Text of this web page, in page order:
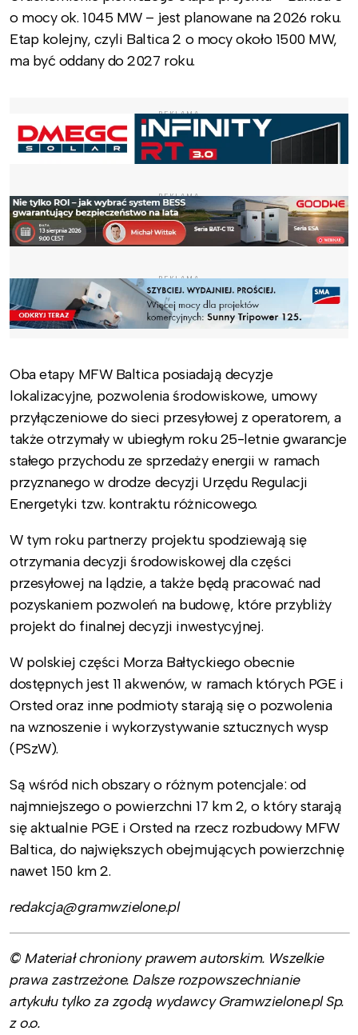
o mocy ok. 1045 MW – jest planowane na 2026 roku.
Etap kolejny, czyli Baltica 2 o mocy około 1500 MW,
ma być oddany do 2027 roku.
REKLAMA
REKLAMA
REKLAMA
Oba etapy MFW Baltica posiadają decyzje
lokalizacyjne, pozwolenia środowiskowe, umowy
przyłączeniowe do sieci przesyłowej z operatorem, a
także otrzymały w ubiegłym roku 25-letnie gwarancje
stałego przychodu ze sprzedaży energii w ramach
przyznanego w drodze decyzji Urzędu Regulacji
Energetyki tzw. kontraktu różnicowego.
W tym roku partnerzy projektu spodziewają się
otrzymania decyzji środowiskowej dla części
przesyłowej na lądzie, a także będą pracować nad
pozyskaniem pozwoleń na budowę, które przybliży
projekt do finalnej decyzji inwestycyjnej.
W polskiej części Morza Bałtyckiego obecnie
dostępnych jest 11 akwenów, w ramach których PGE i
Orsted oraz inne podmioty starają się o pozwolenia
na wznoszenie i wykorzystywanie sztucznych wysp
(PSzW).
Są wśród nich obszary o różnym potencjale: od
najmniejszego o powierzchni 17 km 2, o który starają
się aktualnie PGE i Orsted na rzecz rozbudowy MFW
Baltica, do największych obejmujących powierzchnię
nawet 150 km 2.
redakcja@gramwzielone.pl
© Materiał chroniony prawem autorskim. Wszelkie
prawa zastrzeżone. Dalsze rozpowszechnianie
artykułu tylko za zgodą wydawcy Gramwzielone.pl Sp.
z o.o.